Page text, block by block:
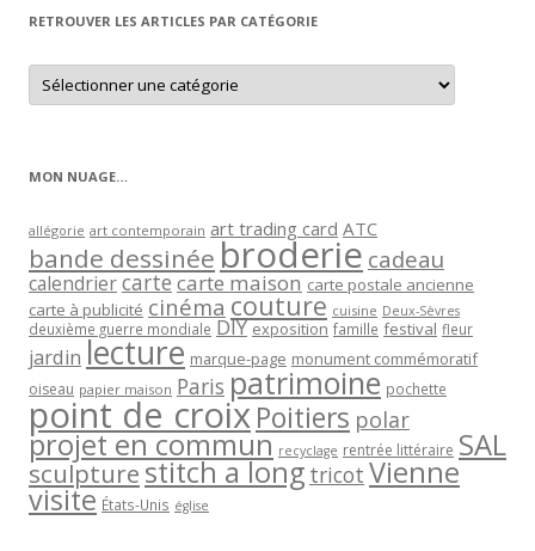
RETROUVER LES ARTICLES PAR CATÉGORIE
Retrouver
les
articles
MON NUAGE…
allégorie art contemporain art trading card ATC
bande dessinée broderie cadeau
calendriercartecarte maison carte postale ancienne
carte à publicité cinéma couture cuisine Deux-Sèvres
deuxième guerre mondiale DIY exposition famille festival fleur
jardin lecture marque-page monument commémoratif
oiseau papier maison Paris patrimoine pochette
point de croixPoitiers polar
projet en commun recyclage rentrée littéraire SAL
sculpturestitch a long tricot Vienne
visite États-Unis église